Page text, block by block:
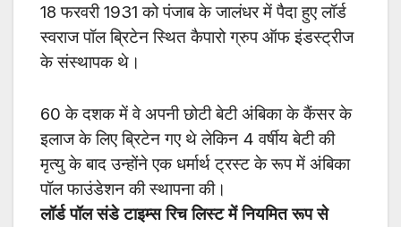
18 फरवरी 1931 को पंजाब के जालंधर में पैदा हुए लॉर्ड
स्वराज पॉल ब्रिटेन स्थित कैपारो ग्रुप ऑफ इंडस्ट्रीज
के संस्थापक थे।
60 के दशक में वे अपनी छोटी बेटी अंबिका के कैंसर के
इलाज के लिए ब्रिटेन गए थे लेकिन 4 वर्षीय बेटी की
मृत्यु के बाद उन्होंने एक धर्मार्थ ट्रस्ट के रूप में अंबिका
पॉल फाउंडेशन की स्थापना की।
लॉर्ड पॉल संडे टाइम्स रिच लिस्ट में नियमित रूप से